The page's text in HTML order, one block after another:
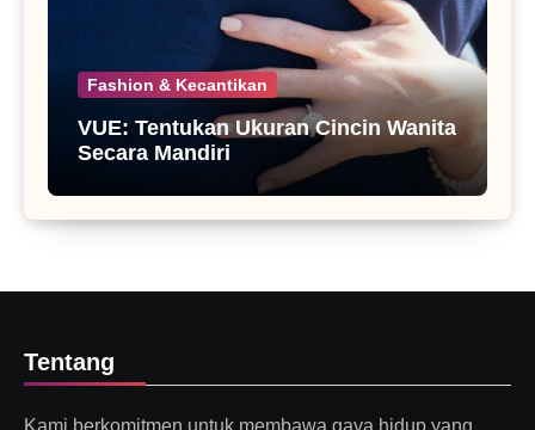
Fashion & Kecantikan
VUE: Tentukan Ukuran Cincin Wanita
Secara Mandiri
Tentang
Kami berkomitmen untuk membawa gaya hidup yang